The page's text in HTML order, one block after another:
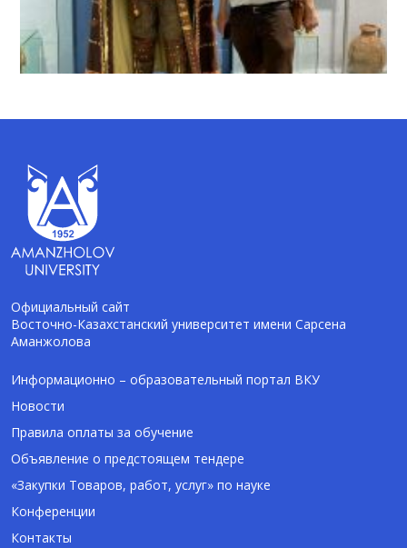
Официальный сайт
Восточно-Казахстанский университет имени Сарсена
Аманжолова
Информационно – образовательный портал ВКУ
Новости
Правила оплаты за обучение
Объявление о предстоящем тендере
«Закупки Товаров, работ, услуг» по науке
Конференции
Контакты
Помощник Amanzholov University
Здравствуйте! Я AI-Talapker — помощник
ВКУ им. Сарсена Аманжолова (ВКУ). Отвечу
на вопросы о поступлении в бакалавриат,